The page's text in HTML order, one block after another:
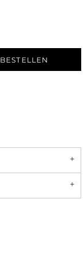
BESTELLEN